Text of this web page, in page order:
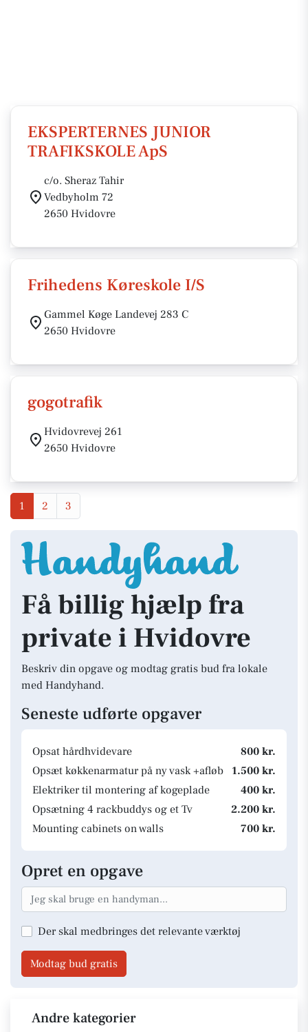
EKSPERTERNES JUNIOR
TRAFIKSKOLE ApS
c/o. Sheraz Tahir
Vedbyholm 72
2650 Hvidovre
Frihedens Køreskole I/S
Gammel Køge Landevej 283 C
2650 Hvidovre
gogotrafik
Hvidovrevej 261
2650 Hvidovre
1 2 3
Få billig hjælp fra
private i Hvidovre
Beskriv din opgave og modtag gratis bud fra lokale
med Handyhand.
Seneste udførte opgaver
Opsat hårdhvidevare
800 kr.
Opsæt køkkenarmatur på ny vask +afløb
1.500 kr.
Elektriker til montering af kogeplade
400 kr.
Opsætning 4 rackbuddys og et Tv
2.200 kr.
Mounting cabinets on walls
700 kr.
Opret en opgave
Der skal medbringes det relevante værktøj
Modtag bud gratis
Andre kategorier